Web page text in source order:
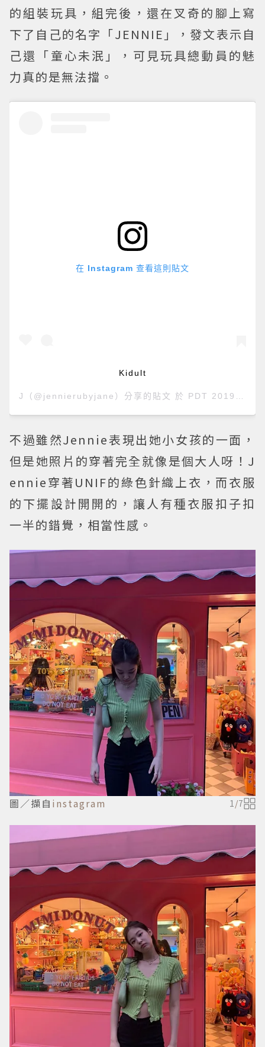
的組裝玩具，組完後，還在叉奇的腳上寫
下了自己的名字「JENNIE」，發文表示自
己還「童心未泯」，可見玩具總動員的魅
力真的是無法擋。
在 Instagram 查看這則貼文
Kidult
J （@jennierubyjane）分享的貼文 於 PDT 2019 年 6月 月 30 日 上午 6:19
不過雖然Jennie表現出她小女孩的一面，
但是她照片的穿著完全就像是個大人呀！J
ennie穿著UNIF的綠色針織上衣，而衣服
的下擺設計開開的，讓人有種衣服扣子扣
一半的錯覺，相當性感。
圖／擷自 instagram 1/7